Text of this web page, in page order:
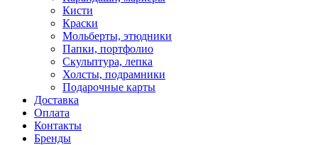
Кисти
Краски
Мольберты, этюдники
Папки, портфолио
Скульптура, лепка
Холсты, подрамники
Подарочные карты
Доставка
Оплата
Контакты
Бренды